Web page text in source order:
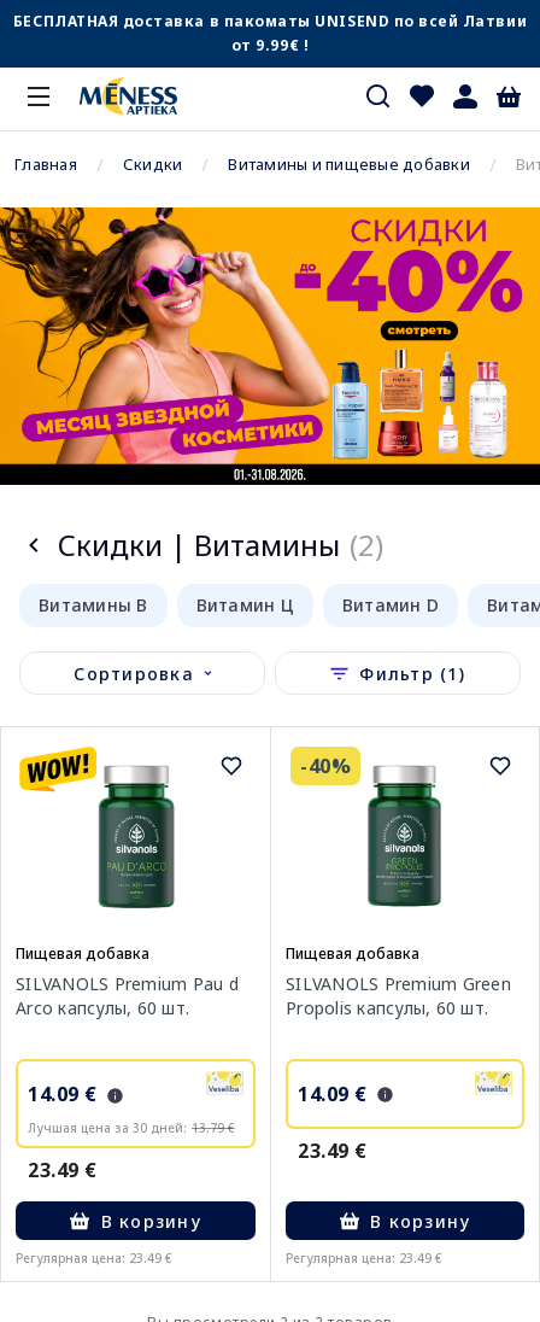
БЕСПЛАТНАЯ доставка в пакоматы UNISEND по всей Латвии
от 9.99€ !
Главная Скидки Витамины и пищевые добавки
Скидки | Витамины (2)
Витамины В Витамин Ц Витамин D
Сортировка Фильтр (1)
Пищевая добавка
SILVANOLS Premium Pau d
Arco капсулы, 60 шт.
14.09 €
Лучшая цена за 30 дней: 13.79 €
23.49 €
В корзину
Регулярная цена: 23.49 €
-40%
Пищевая добавка
SILVANOLS Premium Green
Propolis капсулы, 60 шт.
14.09 €
23.49 €
В корзину
Регулярная цена: 23.49 €